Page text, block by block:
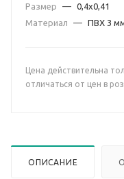
Размер — 0,4х0,41
Материал
— ПВХ 3
Цена действительна
отличаться от цен в
ОПИСАНИЕ